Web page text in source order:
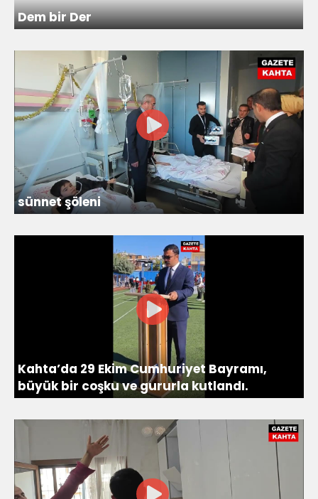
Dem bir Der
sünnet şöleni
Kahta’da 29 Ekim Cumhuriyet Bayramı,
büyük bir coşku ve gururla kutlandı.